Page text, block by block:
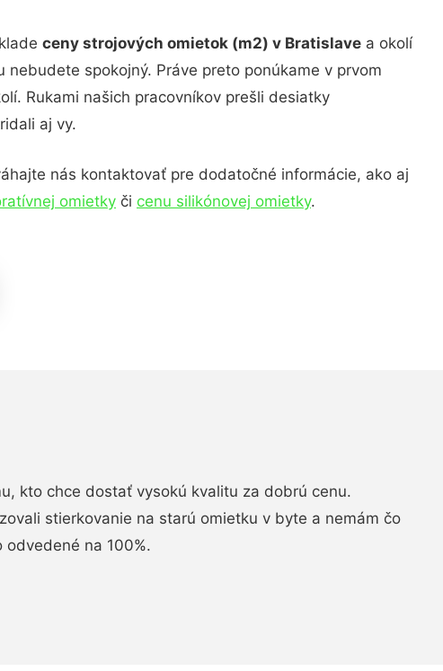
ceny strojových omietok (m2) v Bratislave a okolí
spokojný. Práve preto ponúkame v prvom
Rukami našich pracovníkov prešli desiatky
aj vy.
nás kontaktovať pre dodatočné informácie, ako aj
omietky či cenu silikónovej omietky.
kto chce dostať vysokú kvalitu za dobrú cenu.
stierkovanie na starú omietku v byte a nemám čo
na 100%.